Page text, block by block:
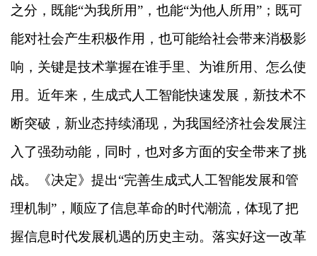
之分，既能“为我所用”，也能“为他人所用”；既可
能对社会产生积极作用，也可能给社会带来消极影
响，关键是技术掌握在谁手里、为谁所用、怎么使
用。近年来，生成式人工智能快速发展，新技术不
断突破，新业态持续涌现，为我国经济社会发展注
入了强劲动能，同时，也对多方面的安全带来了挑
战。《决定》提出“完善生成式人工智能发展和管
理机制”，顺应了信息革命的时代潮流，体现了把
握信息时代发展机遇的历史主动。落实好这一改革